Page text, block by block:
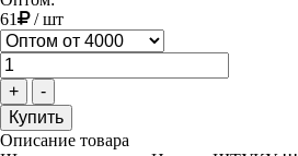
61
/шт
+ -
Описание товара